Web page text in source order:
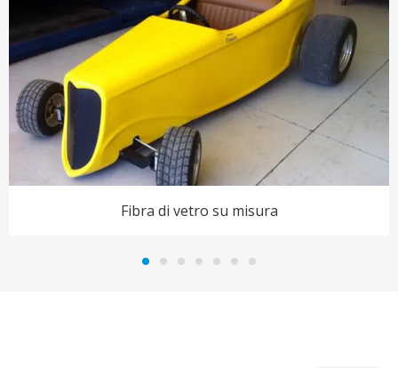
Fibra di vetro su misura